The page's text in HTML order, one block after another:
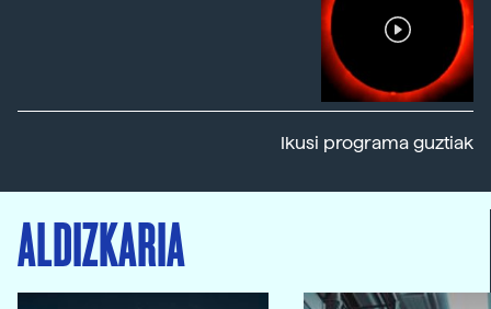
Ikusi programa guztiak
ALDIZKARIA